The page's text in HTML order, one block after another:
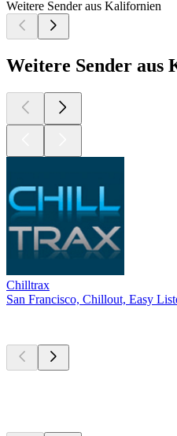
Weitere Sender aus Kalifornien
Weitere Sender aus
Chilltrax
San Francisco, Chillout, Easy